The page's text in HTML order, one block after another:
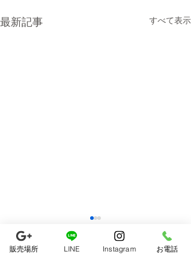
最新記事 すべて表示
販売場所 LINE Instagram お電話